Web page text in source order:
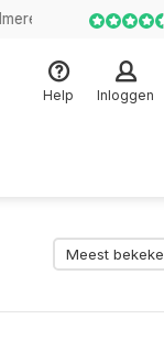
Help Inloggen